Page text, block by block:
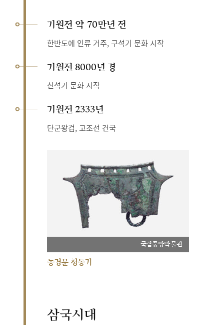
기원전 약 70만년 전
한반도에 인류 거주, 구석기 문화 시작
기원전 8000년 경
신석기 문화 시작
기원전 2333년
단군왕검, 고조선 건국
국립중앙박물관
농경문 청동기
삼국시대